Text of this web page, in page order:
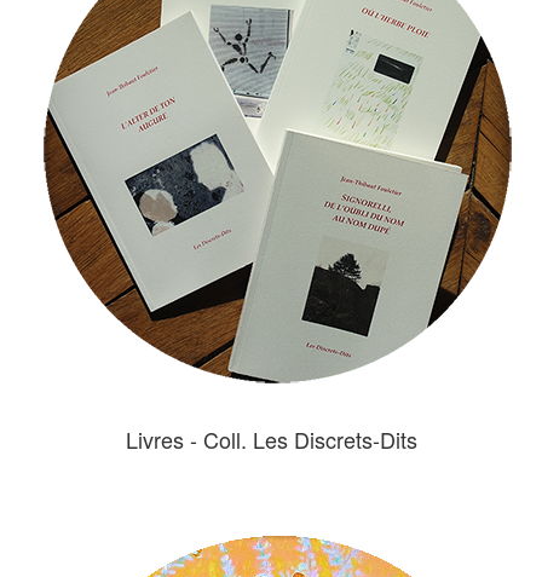
Livres - Coll. Les Discrets-Dits